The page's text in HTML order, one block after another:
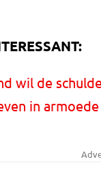
wil de
in